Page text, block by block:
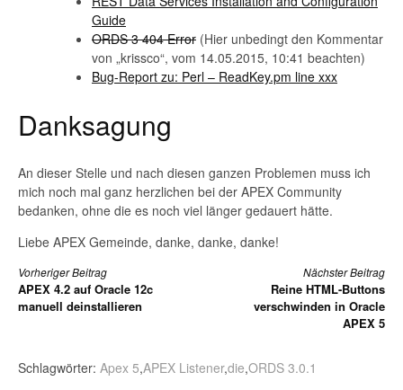
Guide
ORDS 3 404 Error (Hier unbedingt den Kommentar
von „krissco“, vom 14.05.2015, 10:41 beachten)
Bug-Report zu: Perl – ReadKey.pm line xxx
Danksagung
An dieser Stelle und nach diesen ganzen Problemen muss ich
mich noch mal ganz herzlichen bei der APEX Community
bedanken, ohne die es noch viel länger gedauert hätte.
Liebe APEX Gemeinde, danke, danke, danke!
Weiterlesen
Vorheriger Beitrag
APEX 4.2 auf Oracle 12c
manuell deinstallieren
Nächster Beitrag
Reine HTML-Buttons
verschwinden in Oracle
APEX 5
Schlagwörter: Apex 5,APEX Listener,die,ORDS 3.0.1